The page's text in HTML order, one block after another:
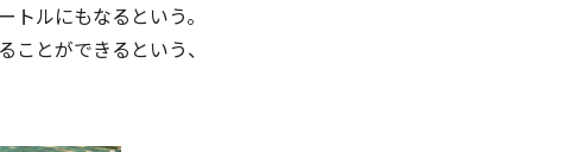
ルにもなるという。
とができるという、